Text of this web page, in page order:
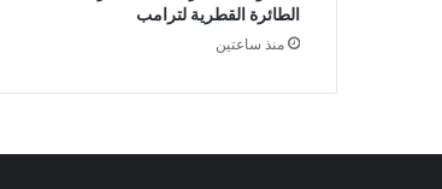
الطائرة القطرية لترامب
منذ ساعتين